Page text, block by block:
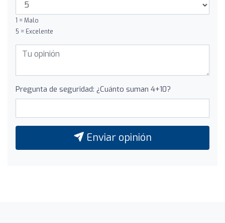
1 = Malo
5 = Excelente
Pregunta de seguridad: ¿Cuánto suman 4+10?
Enviar opinión